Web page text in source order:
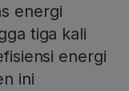
energi
tiga kali
energi
ini